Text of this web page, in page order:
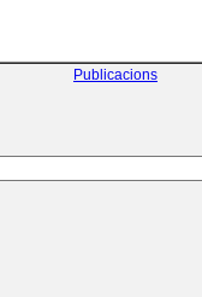
Publicacions